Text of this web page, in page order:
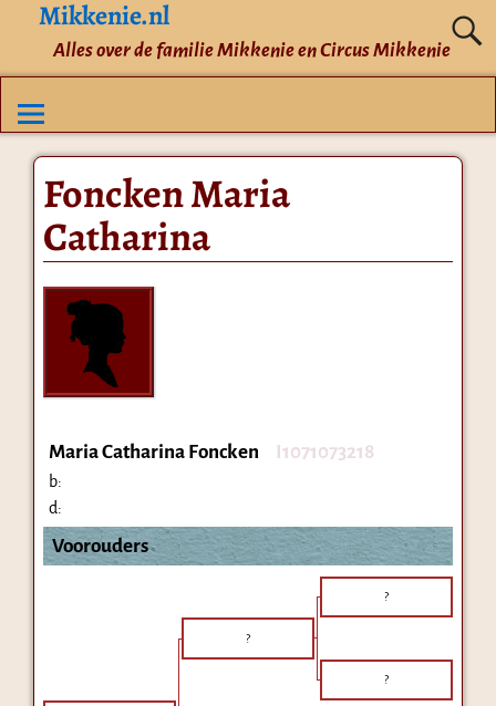
Mikkenie.nl
Alles over de familie Mikkenie en Circus Mikkenie
Foncken Maria
Catharina
Maria Catharina Foncken I1071073218
b:
d:
Voorouders
?
?
?